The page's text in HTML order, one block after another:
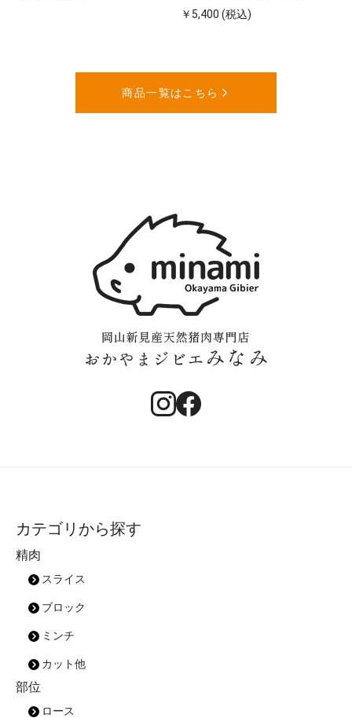
￥5,400 (税込)
商品一覧はこちら
カテゴリから探す
精肉
スライス
ブロック
ミンチ
カット他
部位
ロース